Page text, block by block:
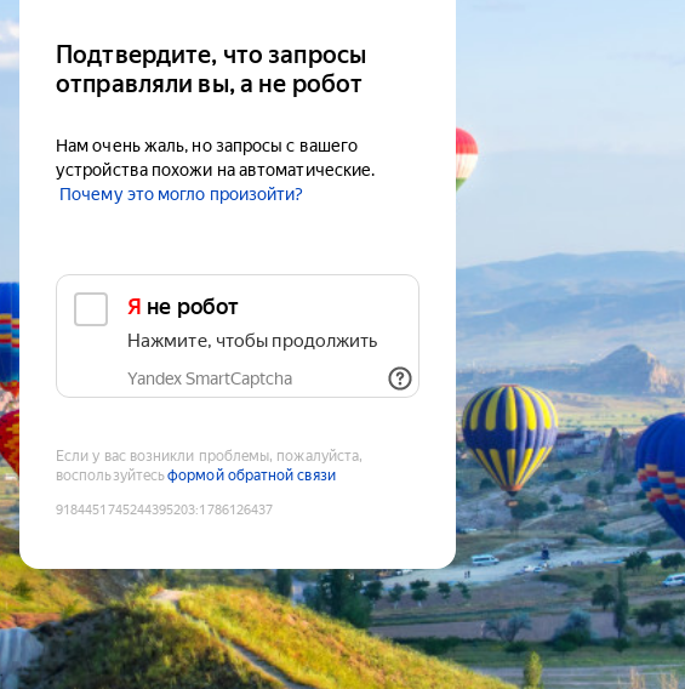
Подтвердите, что запросы
отправляли вы, а не робот
Нам очень жаль, но запросы с вашего
устройства похожи на автоматические.
Почему это могло произойти?
Я не робот
Нажмите, чтобы продолжить
Yandex SmartCaptcha
Если у вас возникли проблемы, пожалуйста,
воспользуйтесьформой обратной связи
9184451745244395203:1786126437